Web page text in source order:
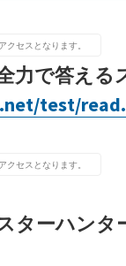
クセスとなります。
力で答える
test/
クセスとなります。
スターハン